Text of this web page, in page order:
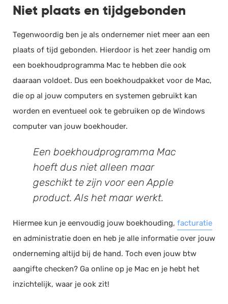
Niet plaats en tijdgebonden
Tegenwoordig ben je als ondernemer niet meer aan een
plaats of tijd gebonden. Hierdoor is het zeer handig om
een boekhoudprogramma Mac te hebben die ook
daaraan voldoet. Dus een boekhoudpakket voor de Mac,
die op al jouw computers en systemen gebruikt kan
worden en eventueel ook te gebruiken op de Windows
computer van jouw boekhouder.
Een boekhoudprogramma Mac
hoeft dus niet alleen maar
geschikt te zijn voor een Apple
product. Als het maar werkt.
Hiermee kun je eenvoudig jouw boekhouding, facturatie
en administratie doen en heb je alle informatie over jouw
onderneming altijd bij de hand. Toch even jouw btw
aangifte checken? Ga online op je Mac en je hebt het
inzichtelijk, waar je ook zit!